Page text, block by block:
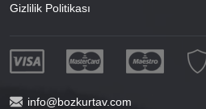
Gizlilik Politikası
info@bozkurtav.com